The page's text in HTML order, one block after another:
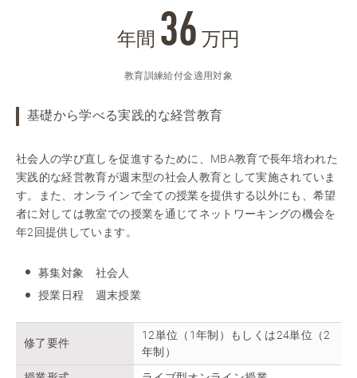
年間 36 万円
教育訓練給付金適用対象
基礎から学べる実践的な経営教育
社会人の学び直しを促進するために、MBA教育で長年培われた
実践的な経営教育が週末型の社会人教育として実施されていま
す。また、オンラインで全ての授業を提供する以外にも、希望
者に対しては教室での授業を通じてネットワーキングの機会を
年2回提供しています。
募集対象 社会人
授業日程 週末授業
修了要件
12単位（1年制）もしくは24単位（2
年制）